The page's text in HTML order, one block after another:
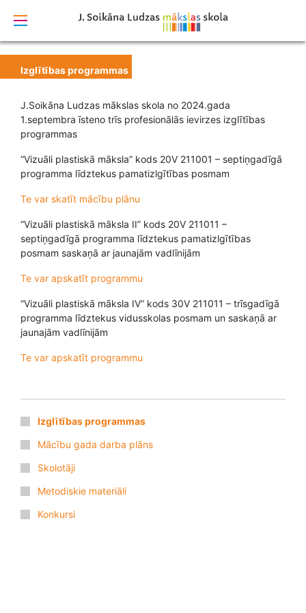
Izglītības programmas
J.Soikāna Ludzas mākslas skola no 2024.gada
1.septembra īsteno trīs profesionālās ievirzes izglītības
programmas
“Vizuāli plastiskā māksla” kods 20V 211001 – septiņgadīgā
programma līdztekus pamatizlgītības posmam
Te var skatīt mācību plānu
“Vizuāli plastiskā māksla II” kods 20V 211011 –
septiņgadīgā programma līdztekus pamatizlgītības
posmam saskaņā ar jaunajām vadlīnijām
Te var apskatīt programmu
“Vizuāli plastiskā māksla IV” kods 30V 211011 – trīsgadīgā
programma līdztekus vidusskolas posmam un saskaņā ar
jaunajām vadlīnijām
Te var apskatīt programmu
Izglītības programmas
Mācību gada darba plāns
Skolotāji
Metodiskie materiāli
Konkursi
izstrādāts